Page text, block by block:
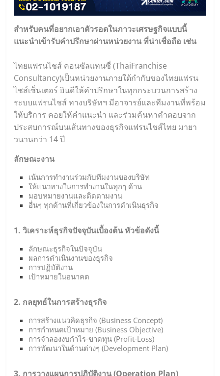
สำหรับคนที่อยากเอาตัวรอดในภาวะเศรษฐกิจแบบนี้
แนะนำเข้ารับคำปรึกษาผ่านหน่วยงาน ที่น่าเชื่อถือ เช่น
ไทยแฟรนไชส์ คอนซัลแทนซี่ (ThaiFranchise
Consultancy)เป็นหน่วยงานภายใต้กำกับของไทยแฟรน
ไชส์เซ็นเตอร์ ยินดีให้คำปรึกษาในทุกกระบวนการสร้าง
ระบบแฟรนไชส์ ทางบริษัทฯ มีอาจารย์และทีมงานที่พร้อม
ให้บริการ คอยให้คำแนะนำ และร่วมค้นหาคำตอบจาก
ประสบการณ์บนเส้นทางของธุรกิจแฟรนไชส์ไทย มายา
วนานกว่า 14 ปี
ลักษณะงาน
เน้นการทำงานร่วมกับทีมงานของบริษัท
ให้แนวทางในการทำงานในทุกๆ ด้าน
มอบหมายงานและติดตามงาน
อื่นๆ ทุกด้านที่เกี่ยวข้องในการดำเนินธุรกิจ
1. วิเคราะห์ธุรกิจปัจจุบันเบื้องต้น หัวข้อดังนี้
ลักษณะธุรกิจในปัจจุบัน
ผลการดำเนินงานของธุรกิจ
การปฏิบัติงาน
เป้าหมายในอนาคต
2. กลยุทธ์ในการสร้างธุรกิจ
การสร้างแนวคิดธุรกิจ (Business Concept)
การกำหนดเป้าหมาย (Business Objective)
การจำลองงบกำไร-ขาดทุน (Profit-Loss)
การพัฒนาในด้านต่างๆ (Development Plan)
3. การวางแผนการปฏิบัติงาน (Operation Plan)